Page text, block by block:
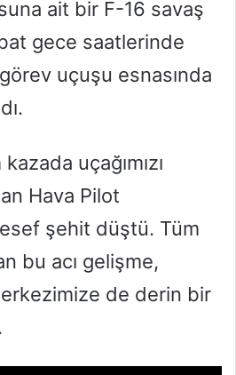
e
m
ait bir F-16 savaş
gece saatlerinde
uçuşu esnasında
uçağımızı
Hava Pilot
şehit düştü. Tüm
bu acı gelişme,
de derin bir